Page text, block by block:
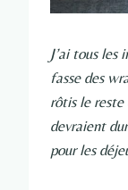
J’ai tous les
fasse des
rôtis le reste
devraient
pour les